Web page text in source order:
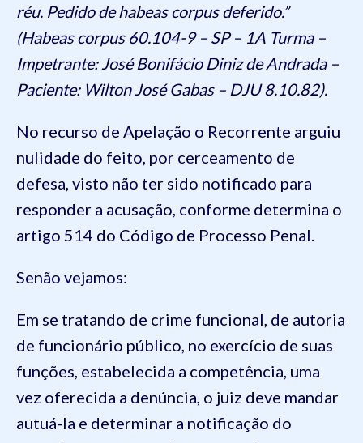
réu. Pedido de habeas corpus deferido.”
(Habeas corpus 60.104-9 – SP – 1A Turma –
Impetrante: José Bonifácio Diniz de Andrada –
Paciente: Wilton José Gabas – DJU 8.10.82).
No recurso de Apelação o Recorrente arguiu
nulidade do feito, por cerceamento de
defesa, visto não ter sido notificado para
responder a acusação, conforme determina o
artigo 514 do Código de Processo Penal.
Senão vejamos:
Em se tratando de crime funcional, de autoria
de funcionário público, no exercício de suas
funções, estabelecida a competência, uma
vez oferecida a denúncia, o juiz deve mandar
autuá-la e determinar a notificação do